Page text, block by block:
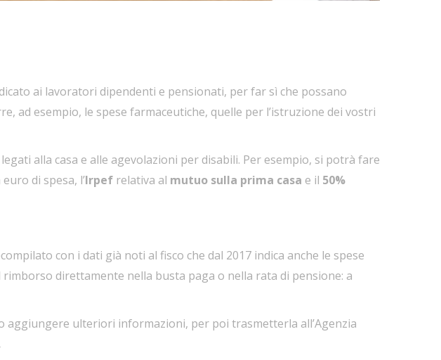
ai lavoratori dipendenti e pensionati, per far sì che possano
ad esempio, le spese farmaceutiche, quelle per l’istruzione dei vostri
alla casa e alle agevolazioni per disabili. Per esempio, si potrà fare
di spesa, l’Irpef relativa al mutuo sulla prima casa e il 50%
con i dati già noti al fisco che dal 2017 indica anche le spese
direttamente nella busta paga o nella rata di pensione: a
aggiungere ulteriori informazioni, per poi trasmetterla all’Agenzia